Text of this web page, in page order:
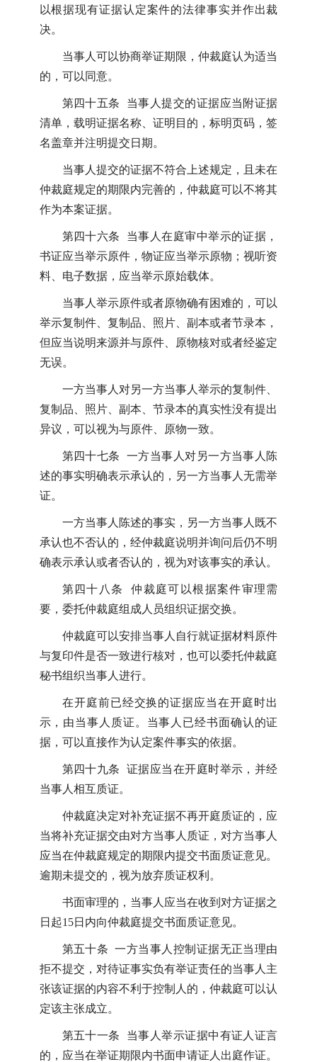
以根据现有证据认定案件的法律事实并作出裁
决。
当事人可以协商举证期限，仲裁庭认为适当
的，可以同意。
第四十五条 当事人提交的证据应当附证据
清单，载明证据名称、证明目的，标明页码，签
名盖章并注明提交日期。
当事人提交的证据不符合上述规定，且未在
仲裁庭规定的期限内完善的，仲裁庭可以不将其
作为本案证据。
第四十六条 当事人在庭审中举示的证据，
书证应当举示原件，物证应当举示原物；视听资
料、电子数据，应当举示原始载体。
当事人举示原件或者原物确有困难的，可以
举示复制件、复制品、照片、副本或者节录本，
但应当说明来源并与原件、原物核对或者经鉴定
无误。
一方当事人对另一方当事人举示的复制件、
复制品、照片、副本、节录本的真实性没有提出
异议，可以视为与原件、原物一致。
第四十七条 一方当事人对另一方当事人陈
述的事实明确表示承认的，另一方当事人无需举
证。
一方当事人陈述的事实，另一方当事人既不
承认也不否认的，经仲裁庭说明并询问后仍不明
确表示承认或者否认的，视为对该事实的承认。
第四十八条 仲裁庭可以根据案件审理需
要，委托仲裁庭组成人员组织证据交换。
仲裁庭可以安排当事人自行就证据材料原件
与复印件是否一致进行核对，也可以委托仲裁庭
秘书组织当事人进行。
在开庭前已经交换的证据应当在开庭时出
示，由当事人质证。当事人已经书面确认的证
据，可以直接作为认定案件事实的依据。
第四十九条 证据应当在开庭时举示，并经
当事人相互质证。
仲裁庭决定对补充证据不再开庭质证的，应
当将补充证据交由对方当事人质证，对方当事人
应当在仲裁庭规定的期限内提交书面质证意见。
逾期未提交的，视为放弃质证权利。
书面审理的，当事人应当在收到对方证据之
日起15日内向仲裁庭提交书面质证意见。
第五十条 一方当事人控制证据无正当理由
拒不提交，对待证事实负有举证责任的当事人主
张该证据的内容不利于控制人的，仲裁庭可以认
定该主张成立。
第五十一条 当事人举示证据中有证人证言
的，应当在举证期限内书面申请证人出庭作证。